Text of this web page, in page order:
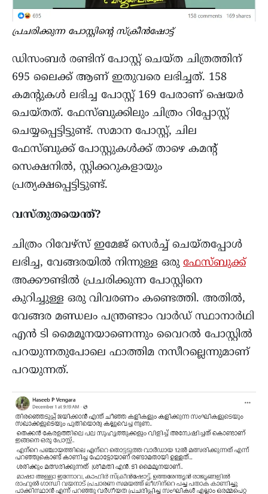
പ്രചരിക്കുന്ന പോസ്റ്റിന്റെ സ്ക്രീൻഷോട്ട്
ഡിസംബർ രണ്ടിന് പോസ്റ്റ് ചെയ്ത ചിത്രത്തിന്
695 ലൈക്ക് ആണ് ഇതുവരെ ലഭിച്ചത്. 158
കമൻ്റുകൾ ലഭിച്ച പോസ്റ്റ് 169 പേരാണ് ഷെയർ
ചെയ്തത്. ഫേസ്ബുക്കിലും ചിത്രം റിപ്പോസ്റ്റ്
ചെയ്യപ്പെട്ടിട്ടുണ്ട്. സമാന പോസ്റ്റ്, ചില
ഫേസ്ബുക്ക് പോസ്റ്റുകൾക്ക് താഴെ കമൻ്റ്
സെക്ഷനിൽ, സ്റ്റിക്കറുകളായും
പ്രത്യക്ഷപ്പെട്ടിട്ടുണ്ട്.
വസ്തുതയെന്ത്?
ചിത്രം റിവേഴ്‌സ് ഇമേജ് സെർച്ച് ചെയ്തപ്പോൾ
ലഭിച്ച, വേങ്ങരയിൽ നിന്നുള്ള ഒരു ഫേസ്ബുക്ക്
അക്കൗണ്ടിൽ പ്രചരിക്കുന്ന പോസ്റ്റിനെ
കുറിച്ചുള്ള ഒരു വിവരണം കണ്ടെത്തി. അതിൽ,
വേങ്ങര മണ്ഡലം പന്ത്രണ്ടാം വാർഡ് സ്ഥാനാർഥി
എൻ ടി മൈമൂനയാണെന്നും വൈറൽ പോസ്റ്റിൽ
പറയുന്നതുപോലെ ഫാത്തിമ നസീറല്ലെന്നുമാണ്
പറയുന്നത്.